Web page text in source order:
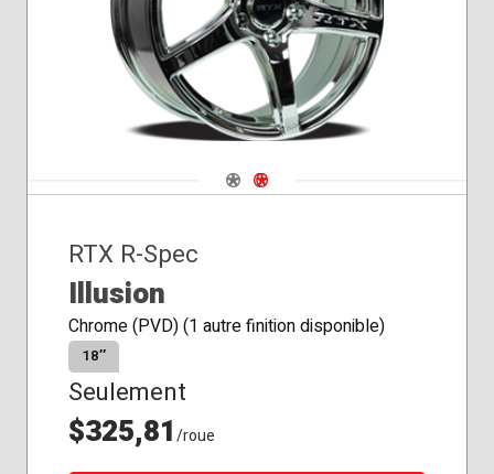
Navigate 1
Navigate 2
RTX R-Spec
Illusion
Chrome (PVD) (1 autre finition disponible)
18″
Seulement
$325,81/roue